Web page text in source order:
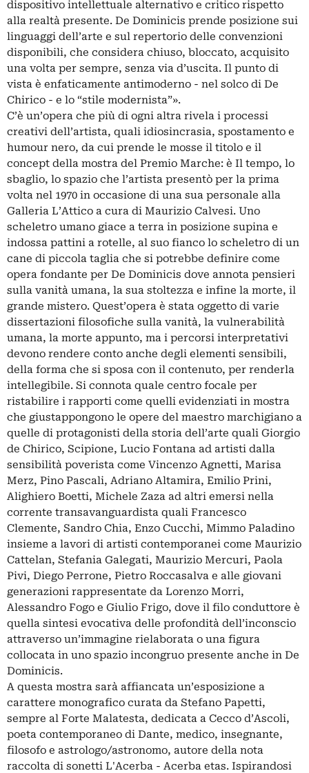
dispositivo intellettuale alternativo e critico rispetto
alla realtà presente. De Dominicis prende posizione sui
linguaggi dell’arte e sul repertorio delle convenzioni
disponibili, che considera chiuso, bloccato, acquisito
una volta per sempre, senza via d’uscita. Il punto di
vista è enfaticamente antimoderno - nel solco di De
Chirico - e lo “stile modernista”».
C’è un’opera che più di ogni altra rivela i processi
creativi dell’artista, quali idiosincrasia, spostamento e
humour nero, da cui prende le mosse il titolo e il
concept della mostra del Premio Marche: è Il tempo, lo
sbaglio, lo spazio che l’artista presentò per la prima
volta nel 1970 in occasione di una sua personale alla
Galleria L’Attico a cura di Maurizio Calvesi. Uno
scheletro umano giace a terra in posizione supina e
indossa pattini a rotelle, al suo fianco lo scheletro di un
cane di piccola taglia che si potrebbe definire come
opera fondante per De Dominicis dove annota pensieri
sulla vanità umana, la sua stoltezza e infine la morte, il
grande mistero. Quest’opera è stata oggetto di varie
dissertazioni filosofiche sulla vanità, la vulnerabilità
umana, la morte appunto, ma i percorsi interpretativi
devono rendere conto anche degli elementi sensibili,
della forma che si sposa con il contenuto, per renderla
intellegibile. Si connota quale centro focale per
ristabilire i rapporti come quelli evidenziati in mostra
che giustappongono le opere del maestro marchigiano a
quelle di protagonisti della storia dell’arte quali Giorgio
de Chirico, Scipione, Lucio Fontana ad artisti dalla
sensibilità poverista come Vincenzo Agnetti, Marisa
Merz, Pino Pascali, Adriano Altamira, Emilio Prini,
Alighiero Boetti, Michele Zaza ad altri emersi nella
corrente transavanguardista quali Francesco
Clemente, Sandro Chia, Enzo Cucchi, Mimmo Paladino
insieme a lavori di artisti contemporanei come Maurizio
Cattelan, Stefania Galegati, Maurizio Mercuri, Paola
Pivi, Diego Perrone, Pietro Roccasalva e alle giovani
generazioni rappresentate da Lorenzo Morri,
Alessandro Fogo e Giulio Frigo, dove il filo conduttore è
quella sintesi evocativa delle profondità dell’inconscio
attraverso un’immagine rielaborata o una figura
collocata in uno spazio incongruo presente anche in De
Dominicis.
A questa mostra sarà affiancata un’esposizione a
carattere monografico curata da Stefano Papetti,
sempre al Forte Malatesta, dedicata a Cecco d’Ascoli,
poeta contemporaneo di Dante, medico, insegnante,
filosofo e astrologo/astronomo, autore della nota
raccolta di sonetti L'Acerba - Acerba etas. Ispirandosi